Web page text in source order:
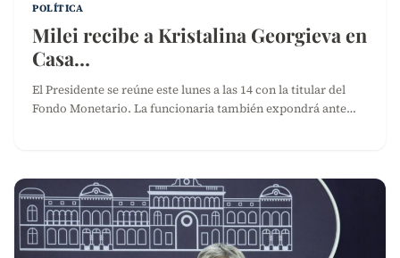
POLÍTICA
Milei recibe a Kristalina Georgieva en
Casa…
El Presidente se reúne este lunes a las 14 con la titular del
Fondo Monetario. La funcionaria también expondrá ante…